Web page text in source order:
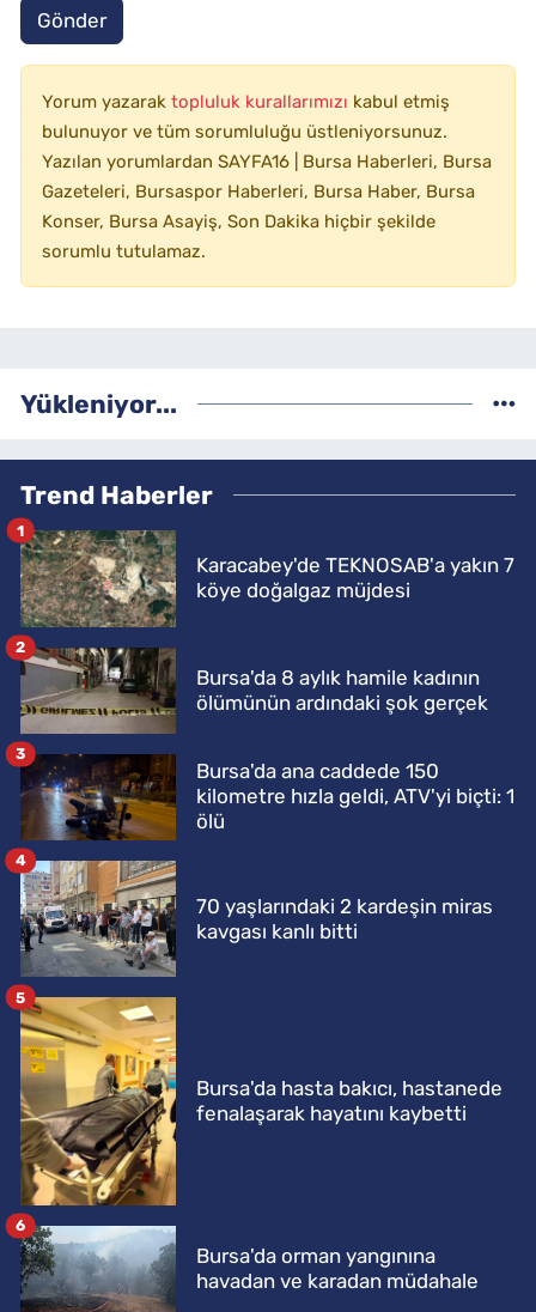
Gönder
Yorum yazarak topluluk kurallarımızı kabul etmiş
bulunuyor ve tüm sorumluluğu üstleniyorsunuz.
Yazılan yorumlardan SAYFA16 | Bursa Haberleri, Bursa
Gazeteleri, Bursaspor Haberleri, Bursa Haber, Bursa
Konser, Bursa Asayiş, Son Dakika hiçbir şekilde
sorumlu tutulamaz.
Yükleniyor...
Trend Haberler
Karacabey'de TEKNOSAB'a yakın 7
köye doğalgaz müjdesi
1
Bursa'da 8 aylık hamile kadının
ölümünün ardındaki şok gerçek
2
Bursa'da ana caddede 150
kilometre hızla geldi, ATV'yi biçti: 1
ölü
3
70 yaşlarındaki 2 kardeşin miras
kavgası kanlı bitti
4
Bursa'da hasta bakıcı, hastanede
fenalaşarak hayatını kaybetti
5
Bursa'da orman yangınına
havadan ve karadan müdahale
6